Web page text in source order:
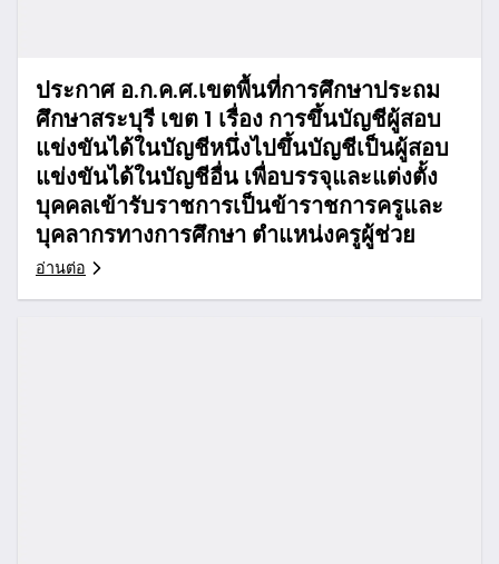
ประกาศ อ.ก.ค.ศ.เขตพื้นที่การศึกษาประถม
ศึกษาสระบุรี เขต 1 เรื่อง การขึ้นบัญชีผู้สอบ
แข่งขันได้ในบัญชีหนึ่งไปขึ้นบัญชีเป็นผู้สอบ
แข่งขันได้ในบัญชีอื่น เพื่อบรรจุและแต่งตั้ง
บุคคลเข้ารับราชการเป็นข้าราชการครูและ
บุคลากรทางการศึกษา ตำแหน่งครูผู้ช่วย
อ่านต่อ